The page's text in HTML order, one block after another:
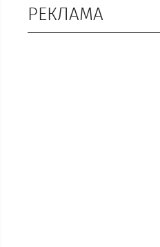
РЕКЛАМА